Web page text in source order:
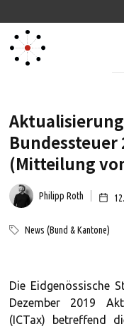
Bundessteuer
(Mitteilung
Philipp Roth
News (Bund & Kantone)
Die Eidgenössische
Dezember 2019
(ICTax) betreffend